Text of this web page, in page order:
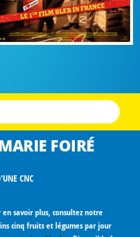
FOIRÉ
CNC
savoir plus, consultez notre
cinq fruits et légumes par jour